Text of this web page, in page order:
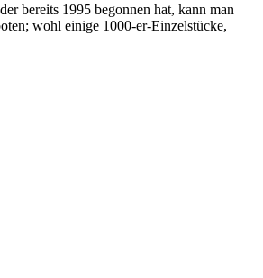
bereits 1995 begonnen hat, kann man
wohl einige 1000-er-Einzelstücke,